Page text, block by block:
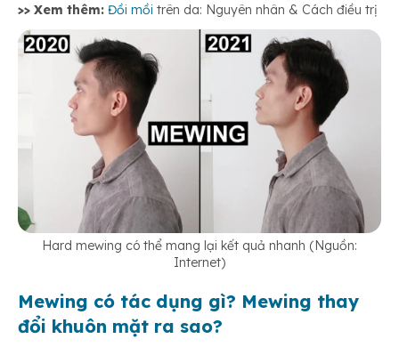
>> Xem thêm: Đồi mồi trên da: Nguyên nhân & Cách điều trị
Hard mewing có thể mang lại kết quả nhanh (Nguồn:
Internet)
Mewing có tác dụng gì? Mewing thay
đổi khuôn mặt ra sao?